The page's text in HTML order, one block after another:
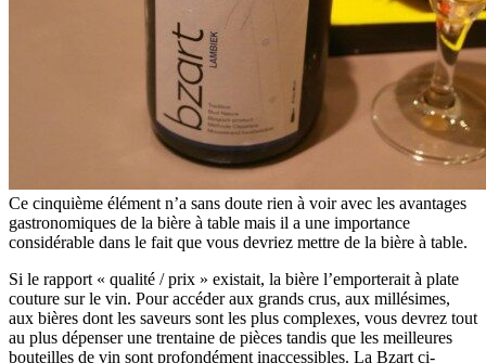
Ce cinquième élément n’a sans doute rien à voir avec les avantages
gastronomiques de la bière à table mais il a une importance
considérable dans le fait que vous devriez mettre de la bière à table.
Si le rapport « qualité / prix » existait, la bière l’emporterait à plate
couture sur le vin. Pour accéder aux grands crus, aux millésimes,
aux bières dont les saveurs sont les plus complexes, vous devrez tout
au plus dépenser une trentaine de pièces tandis que les meilleures
bouteilles de vin sont profondément inaccessibles. La Bzart ci-